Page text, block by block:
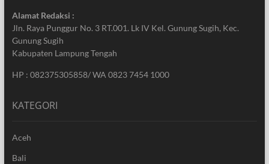
Alamat Redaksi :
Jln. Raya Punggur No. 3 RT.001. Lk IV Kel. Gunung Sugih, Kec.
Gunung Sugih
Kabupaten Lampung Tengah
HP : 082375305858/ WA 0823 7454 1000
KATEGORI
Aceh
Bali